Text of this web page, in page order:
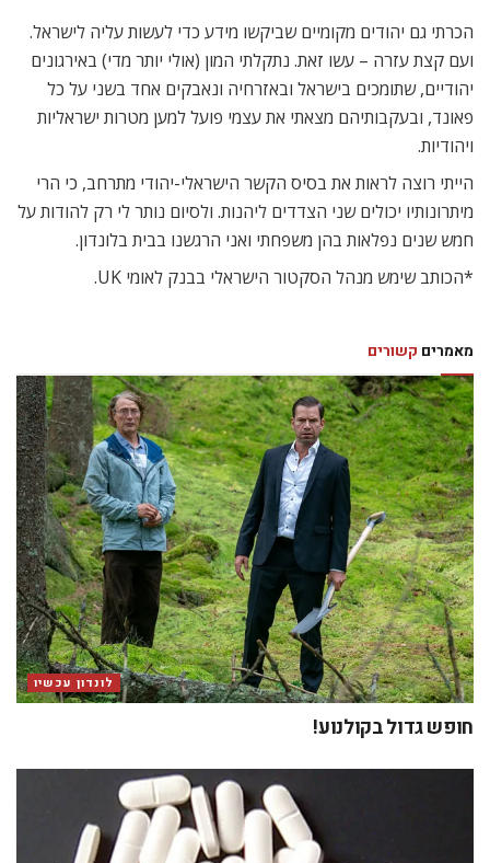
הכרתי גם יהודים מקומיים שביקשו מידע כדי לעשות עליה לישראל.
ועם קצת עזרה – עשו זאת. נתקלתי המון (אולי יותר מדי) באירגונים
יהודיים, שתומכים בישראל ובאזרחיה ונאבקים אחד בשני על כל
פאונד, ובעקבותיהם מצאתי את עצמי פועל למען מטרות ישראליות
ויהודיות.
הייתי רוצה לראות את בסיס הקשר הישראלי-יהודי מתרחב, כי הרי
מיתרונותיו יכולים שני הצדדים ליהנות. ולסיום נותר לי רק להודות על
חמש שנים נפלאות בהן משפחתי ואני הרגשנו בבית בלונדון.
*הכותב שימש מנהל הסקטור הישראלי בבנק לאומי UK.
מאמרים קשורים
לונדון עכשיו
חופש גדול בקולנוע!